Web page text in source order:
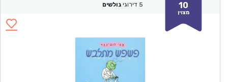
10
מצוין
5 דירוגי גולשים